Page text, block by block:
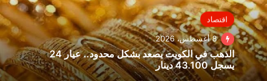
اقتصاد
8 أغسطس، 2026
الذهب في الكويت يصعد بشكل محدود.. عيار 24
يسجل 43.100 دينار